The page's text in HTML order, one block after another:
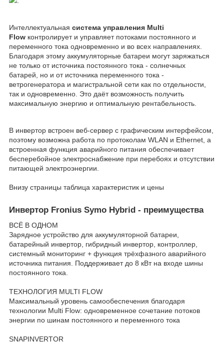
Интеллектуальная система управления Multi
Flow контролирует и управляет потоками постоянного и
переменного тока одновременно и во всех направлениях.
Благодаря этому аккумуляторные батареи могут заряжаться
не только от источника постоянного тока - солнечных
батарей, но и от источника переменного тока -
ветрогенератора и магистральной сети как по отдельности,
так и одновременно. Это даёт возможность получить
максимальную энергию и оптимальную рентабельность.
В инвертор встроен веб-сервер с графическим интерфейсом,
поэтому возможна работа по протоколам WLAN и Ethernet, а
встроенная функция аварийного питания обеспечивает
бесперебойное электроснабжение при перебоях и отсутствии
питающей электроэнергии.
Внизу страницы таблица характеристик и цены
Инвертор Fronius Symo Hybrid - преимущества
ВСЁ В ОДНОМ
Зарядное устройство для аккумуляторной батареи,
батарейный инвертор, гибридный инвертор, контроллер,
системный мониторинг + функция трёхфазного аварийного
источника питания. Поддерживает до 8 кВт на входе шины
постоянного тока.
ТЕХНОЛОГИЯ MULTI FLOW
Максимальный уровень самообеспечения благодаря
технологии Multi Flow: одновременное сочетание потоков
энергии по шинам постоянного и переменного тока
SNAPINVERTOR